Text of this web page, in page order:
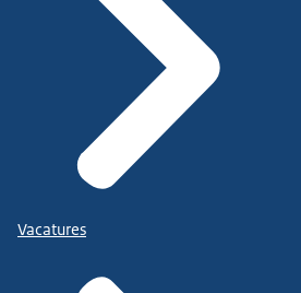
Vacatures